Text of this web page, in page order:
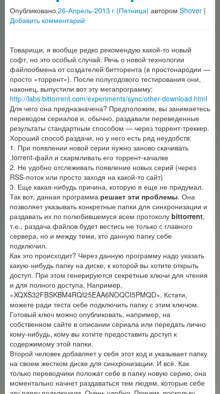
Опубликовано 26-Апрель-2013 г (Пятница) автором Shover |
Добавить комментарий
Товарищи, я вообще редко рекомендую какой-то новый
софт, но это особый случай. Речь о новой технологии
файлообмена от создателей битторента (в простонародии —
просто «торрент»). После полугодового тестирования они,
наконец, выпустили вот эту мегапрограмму:
http://labs.bittorrent.com/experiments/sync/other-download.html
Для чего она предназначена? Предположим, вы занимаетесь
переводом сериалов и, обычно, раздавали переведенные
результаты стандартным способом — через торрент-треккер.
Хороший способ раздачи, но у него есть ряд неудобств:
1. При появлении новой серии нужно заново скачивать
.torrent-файл и скармливать его торрент-качалке
2. Не удобно отслеживать появление новых серий (через
RSS-поток или просто заходя на какой-то сайт)
3. Еще какая-нибудь причина, которую я еще не придумал.
Так вот, данная программа решает эти проблемы. Она
позволяет указывать конкретные папки для синхронизации и
раздавать их по полюбившемуся всем протоколу bittorrent,
т.е., раздача файлов будет вестись не только с главного
сервера, но и между теми, кто данную папку себе
подключил.
Как это происходит? Через данную программу надо указать
какую-нибудь папку на диске, к которой вы хотите открыть
доступ. При этом генерируются секретные ключи для чтения
и для полного доступа. Например,
«XQXS32FBSKBM4RQI25EAA6NOQCI5PMQD». Кстати,
можете ради теста себе подключить папку с этим ключом.
Готовый ключ можно опубликовать, например, на
собственном сайте в описании сериала или передать лично
кому-нибудь, кому вы хотите предоставить доступ к
содержимому этой папки.
Второй человек добавляет у себя этот код и указывает папку
на своем жестком диске для синхронизации. И всё. Как
только переводчики положат себе в папку новую серию, она
моментально начнет раздаваться тем людям, которые себе